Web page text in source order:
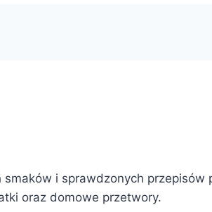
i sprawdzonych przepisów
oraz domowe przetwory.